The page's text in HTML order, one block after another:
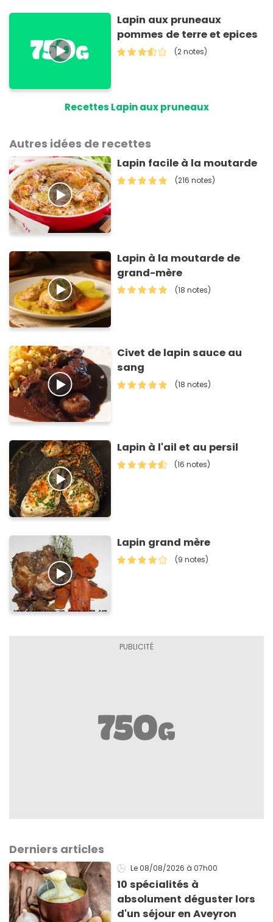
Lapin aux pruneaux
pommes de terre et epices
(2 notes)
Recettes Lapin aux pruneaux
Autres idées de recettes
Lapin facile à la moutarde
(216 notes)
Lapin à la moutarde de
grand-mère
(18 notes)
Civet de lapin sauce au
sang
(18 notes)
Lapin à l'ail et au persil
(16 notes)
Lapin grand mère
(9 notes)
Derniers articles
Le 08/08/2026 à 07h00
10 spécialités à
absolument déguster lors
d'un séjour en Aveyron